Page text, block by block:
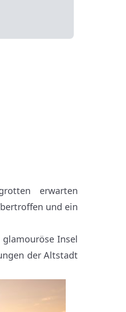
erwarten
und ein
Insel
der Altstadt